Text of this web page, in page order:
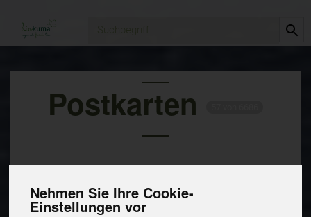
Nehmen Sie Ihre Cookie-
Einstellungen vor
Postkarten